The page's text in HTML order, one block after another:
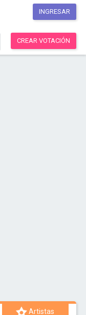
INGRESAR
CREAR VOTACIÓN
Artistas